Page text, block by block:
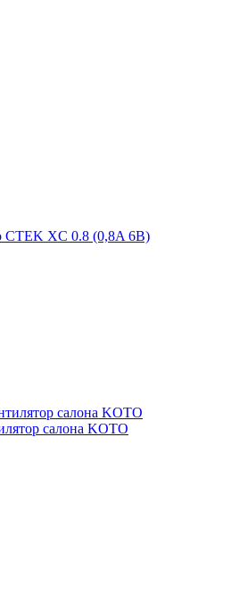
CTEK XC 0.8 (0,8A 6В)
салона KOTO